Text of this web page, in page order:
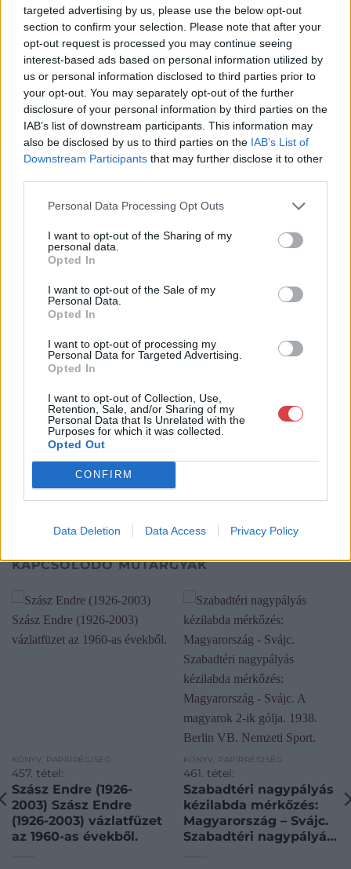
targeted advertising by us, please use the below opt-out
section to confirm your selection. Please note that after your
opt-out request is processed you may continue seeing
interest-based ads based on personal information utilized by
us or personal information disclosed to third parties prior to
your opt-out. You may separately opt-out of the further
disclosure of your personal information by third parties on the
IAB’s list of downstream participants. This information may
also be disclosed by us to third parties on the IAB’s List of
Downstream Participants that may further disclose it to other
Personal Data Processing Opt Outs
I want to opt-out of the Sharing of my
personal data.
Opted In
I want to opt-out of the Sale of my
Personal Data.
Opted In
I want to opt-out of processing my
Personal Data for Targeted Advertising.
Opted In
I want to opt-out of Collection, Use,
Retention, Sale, and/or Sharing of my
Personal Data that Is Unrelated with the
Purposes for which it was collected.
Opted Out
CONFIRM
Data Deletion Data Access Privacy Policy
Aukció ideje: 16:00
Aukció helye: aukcio.net
Tételszám: 12
Eladó adatai
Eladó:
Portobello Aukciósház
Mipo Kft
+36703805044
http://www.aukcio.net
elkezdte működését a Mike és Tsa Antikvárium, majd 2010-ben
a Portobello aukciósház kiegészítette az addigi tevékenységét
és megszületett a Mike Portobello Aukciósház. 2022-től saját
GALÉRIA TOVÁBBI MŰTÁRGYAI
KAPCSOLÓDÓ MŰTÁRGYAK
KÖNYV, PAPÍRRÉGISÉG
457. tétel:
Szász Endre (1926-
2003) Szász Endre
(1926-2003) vázlatfüzet
az 1960-as évekből.
KÖNYV, PAPÍRRÉGISÉG
461. tétel:
Szabadtéri nagypályás
kézilabda mérkőzés:
Magyarország – Svájc.
Szabadtéri nagypályás